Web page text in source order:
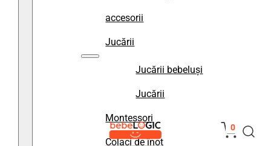
accesorii
Jucării
Jucării bebeluși
Jucării
Montessori
Colaci de înot
0